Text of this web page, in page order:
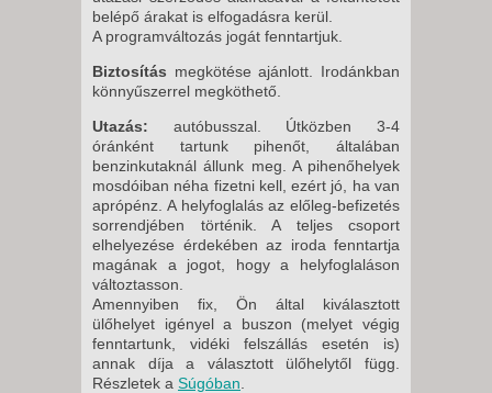
belépő árakat is elfogadásra kerül.
A programváltozás jogát fenntartjuk.
Biztosítás megkötése ajánlott. Irodánkban
könnyűszerrel megköthető.
Utazás: autóbusszal. Útközben 3-4
óránként tartunk pihenőt, általában
benzinkutaknál állunk meg. A pihenőhelyek
mosdóiban néha fizetni kell, ezért jó, ha van
aprópénz. A helyfoglalás az előleg-befizetés
sorrendjében történik. A teljes csoport
elhelyezése érdekében az iroda fenntartja
magának a jogot, hogy a helyfoglaláson
változtasson.
Amennyiben fix, Ön által kiválasztott
ülőhelyet igényel a buszon (melyet végig
fenntartunk, vidéki felszállás esetén is)
annak díja a választott ülőhelytől függ.
Részletek a Súgóban